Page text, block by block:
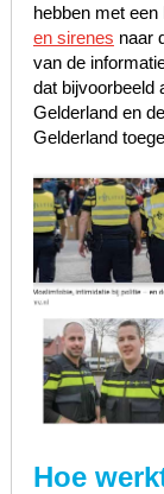
hebben met
en sirenes naar
van de
dat bijvoorbeeld
Gelderland en
Gelderland
Hoe